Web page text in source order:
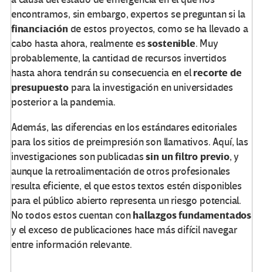
encontramos, sin embargo, expertos se preguntan si la
financiación de estos proyectos, como se ha llevado a
cabo hasta ahora, realmente essostenible. Muy
probablemente, la cantidad de recursos invertidos
hasta ahora tendrán su consecuencia en elrecorte de
presupuesto para la investigación en universidades
posterior a la pandemia.
Además, las diferencias en los estándares editoriales
para los sitios de preimpresión son llamativos. Aquí, las
investigaciones son publicadassin un filtro previo, y
aunque la retroalimentación de otros profesionales
resulta eficiente, el que estos textos estén disponibles
para el público abierto representa un riesgo potencial.
No todos estos cuentan conhallazgos fundamentados
y el exceso de publicaciones hace más difícil navegar
entre información relevante.